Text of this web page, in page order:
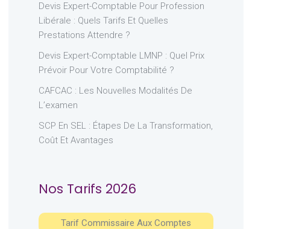
Devis Expert-Comptable Pour Profession
Libérale : Quels Tarifs Et Quelles
Prestations Attendre ?
Devis Expert-Comptable LMNP : Quel Prix
Prévoir Pour Votre Comptabilité ?
CAFCAC : Les Nouvelles Modalités De
L’examen
SCP En SEL : Étapes De La Transformation,
Coût Et Avantages
Nos Tarifs 2026
Tarif Commissaire Aux Comptes